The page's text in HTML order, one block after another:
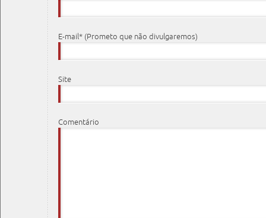
E-mail* (Prometo que não divulgaremos)
Site
Comentário